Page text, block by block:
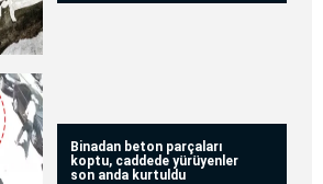
Binadan beton parçaları
koptu, caddede yürüyenler
son anda kurtuldu